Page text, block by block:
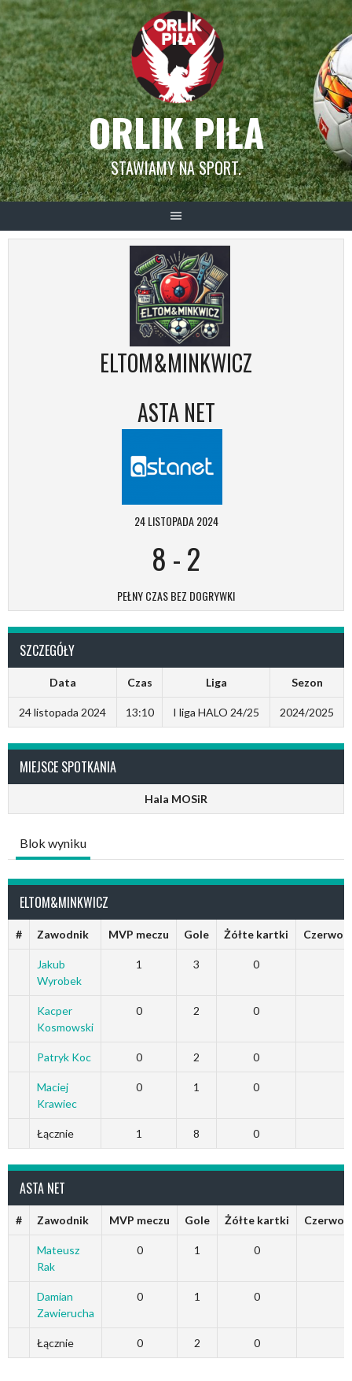
Skip
to
content
ORLIK PIŁA
STAWIAMY NA SPORT.
ELTOM&MINKWICZ
ASTA NET
24 LISTOPADA 2024
8 -2
PEŁNY CZAS BEZ DOGRYWKI
SZCZEGÓŁY
Data Czas Liga Sezon
24 listopada 2024 13:10 I liga HALO 24/25 2024/2025
MIEJSCE SPOTKANIA
Hala MOSiR
Blok wyniku
ELTOM&MINKWICZ
# Zawodnik MVP meczu Gole Żółte kartki
Jakub
Wyrobek
1 3 0
Kacper
Kosmowski
0 2 0
Patryk Koc 0 2 0
Maciej
Krawiec
0 1 0
Łącznie 1 8 0
ASTA NET
# Zawodnik MVP meczu Gole Żółte kartki
Mateusz
Rak
0 1 0
Damian
Zawierucha
0 1 0
Łącznie 0 2 0